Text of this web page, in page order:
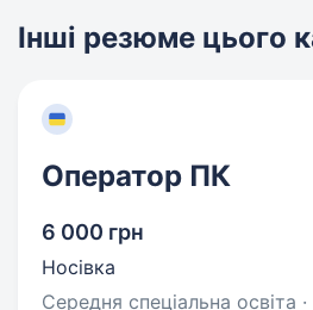
Інші резюме цього
Оператор ПК
6 000 грн
Носівка
Середня спеціальна освіта